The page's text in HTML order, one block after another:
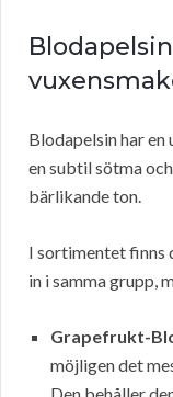
Blodapelsin har
en subtil sötma
bärlikande ton.
I sortimentet finns
in i samma grupp,
Grapefrukt-
möjligen det